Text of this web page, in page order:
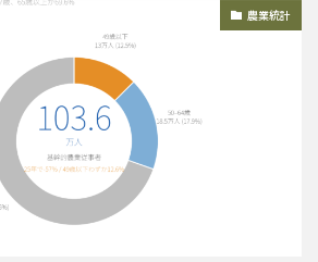
農業統計